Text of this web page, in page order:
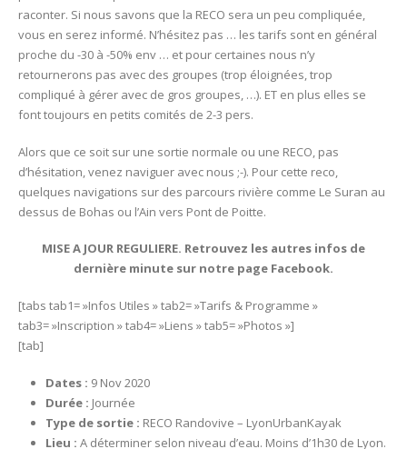
raconter. Si nous savons que la RECO sera un peu compliquée,
vous en serez informé. N’hésitez pas … les tarifs sont en général
proche du -30 à -50% env … et pour certaines nous n’y
retournerons pas avec des groupes (trop éloignées, trop
compliqué à gérer avec de gros groupes, …). ET en plus elles se
font toujours en petits comités de 2-3 pers.
Alors que ce soit sur une sortie normale ou une RECO, pas
d’hésitation, venez naviguer avec nous ;-). Pour cette reco,
quelques navigations sur des parcours rivière comme Le Suran au
dessus de Bohas ou l’Ain vers Pont de Poitte.
MISE A JOUR REGULIERE. Retrouvez les autres infos de
dernière minute sur notre page Facebook.
[tabs tab1= »Infos Utiles » tab2= »Tarifs & Programme »
tab3= »Inscription » tab4= »Liens » tab5= »Photos »]
[tab]
Dates : 9 Nov 2020
Durée : Journée
Type de sortie : RECO Randovive – LyonUrbanKayak
Lieu : A déterminer selon niveau d’eau. Moins d’1h30 de Lyon.